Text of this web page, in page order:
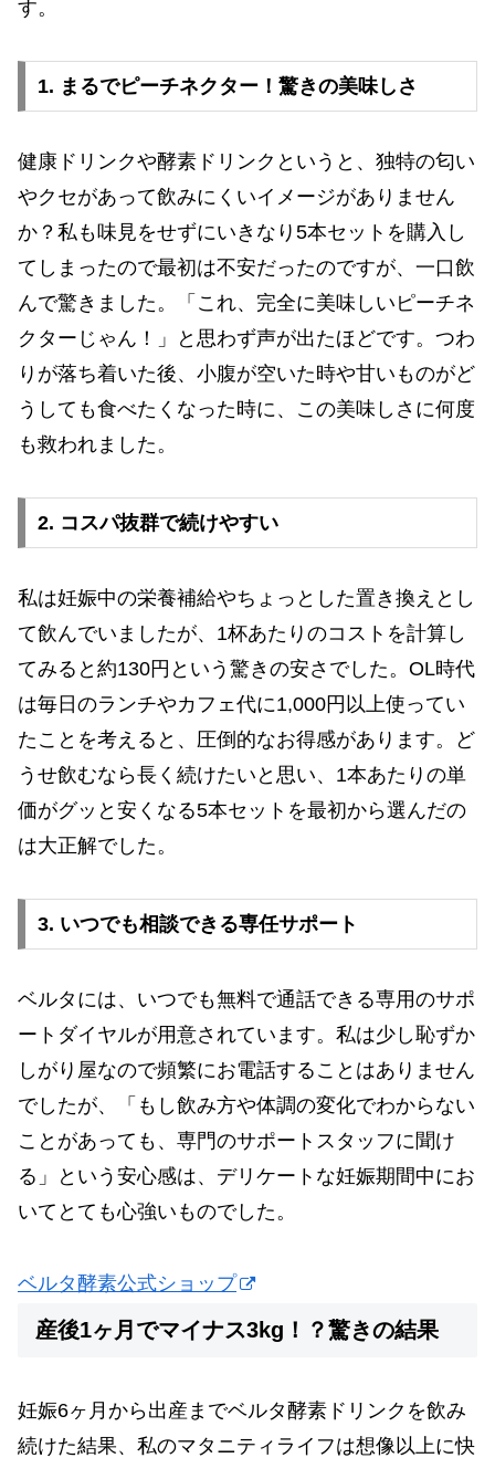
す。
1. まるでピーチネクター！驚きの美味しさ
健康ドリンクや酵素ドリンクというと、独特の匂い
やクセがあって飲みにくいイメージがありません
か？私も味見をせずにいきなり5本セットを購入し
てしまったので最初は不安だったのですが、一口飲
んで驚きました。「これ、完全に美味しいピーチネ
クターじゃん！」と思わず声が出たほどです。つわ
りが落ち着いた後、小腹が空いた時や甘いものがど
うしても食べたくなった時に、この美味しさに何度
も救われました。
2. コスパ抜群で続けやすい
私は妊娠中の栄養補給やちょっとした置き換えとし
て飲んでいましたが、1杯あたりのコストを計算し
てみると約130円という驚きの安さでした。OL時代
は毎日のランチやカフェ代に1,000円以上使ってい
たことを考えると、圧倒的なお得感があります。ど
うせ飲むなら長く続けたいと思い、1本あたりの単
価がグッと安くなる5本セットを最初から選んだの
は大正解でした。
3. いつでも相談できる専任サポート
ベルタには、いつでも無料で通話できる専用のサポ
ートダイヤルが用意されています。私は少し恥ずか
しがり屋なので頻繁にお電話することはありません
でしたが、「もし飲み方や体調の変化でわからない
ことがあっても、専門のサポートスタッフに聞け
る」という安心感は、デリケートな妊娠期間中にお
いてとても心強いものでした。
ベルタ酵素公式ショップ
産後1ヶ月でマイナス3kg！？驚きの結果
妊娠6ヶ月から出産までベルタ酵素ドリンクを飲み
続けた結果、私のマタニティライフは想像以上に快